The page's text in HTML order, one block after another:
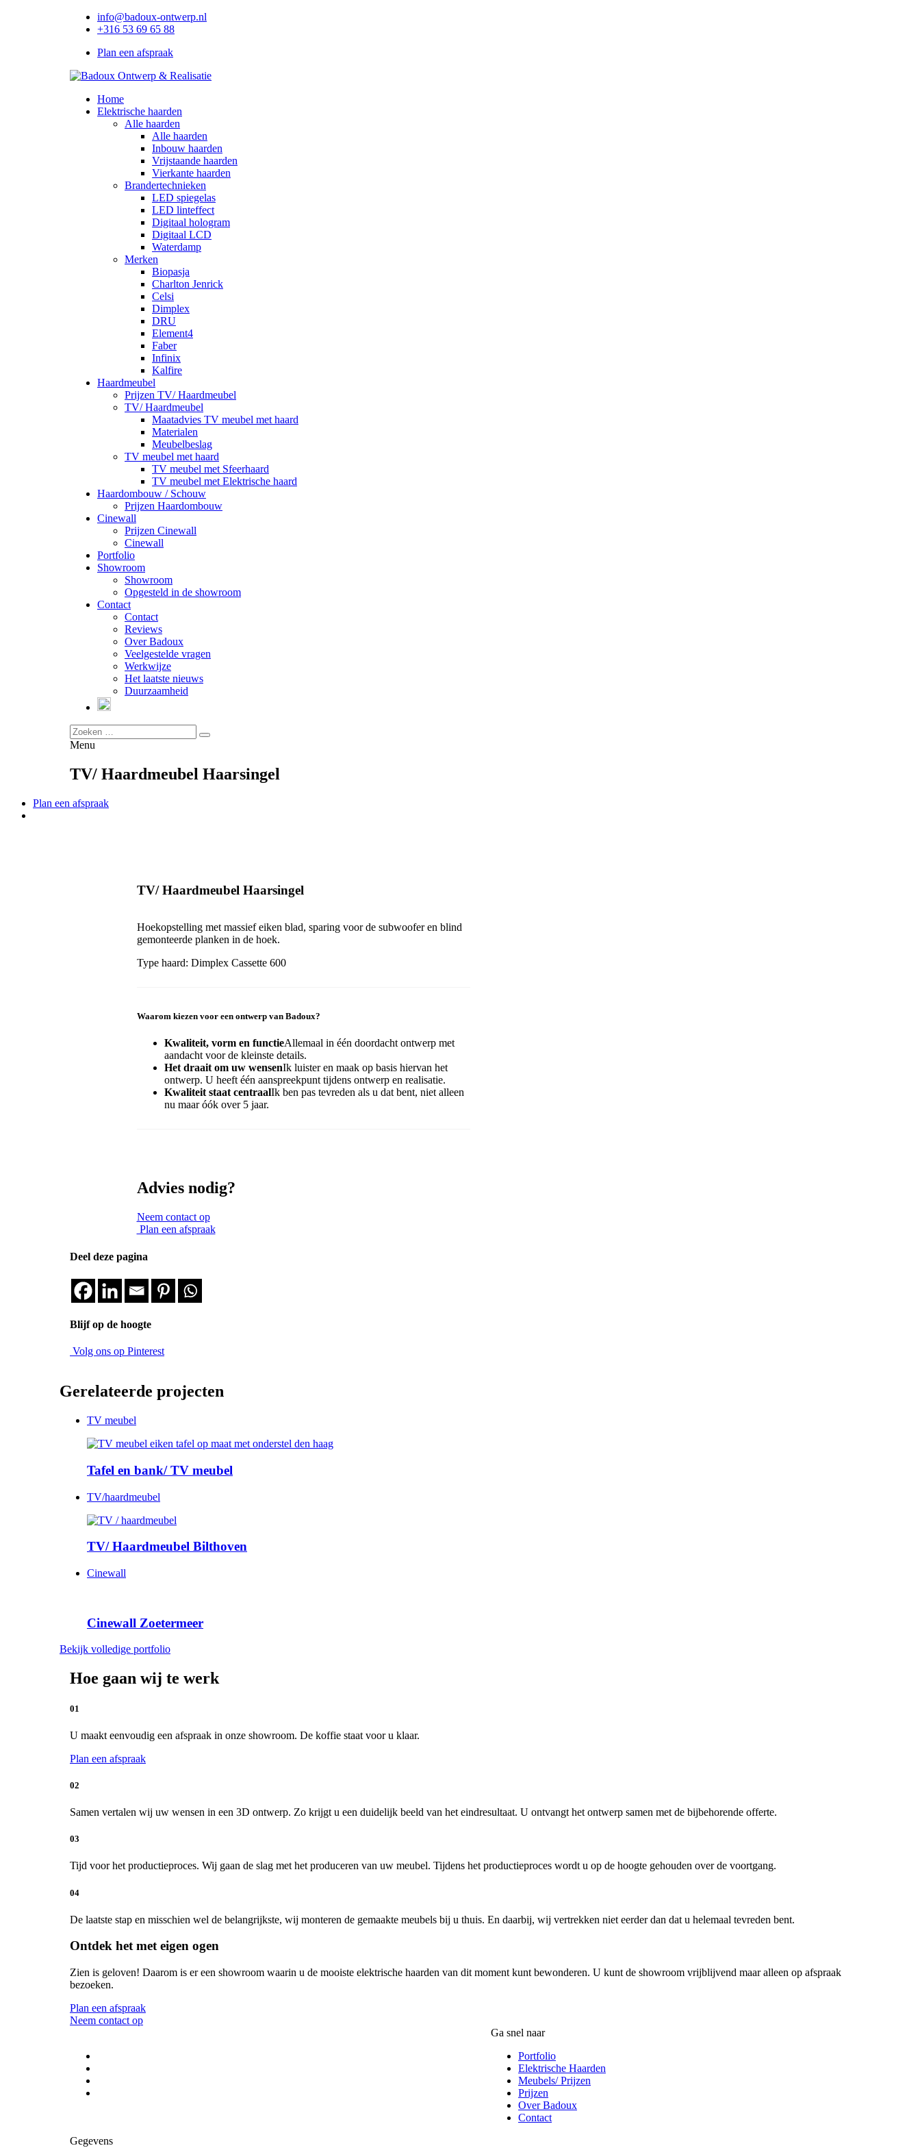
info@badoux-ontwerp.nl
+316 53 69 65 88
Plan een afspraak
Home
Elektrische haarden
Alle haarden
Alle haarden
Inbouw haarden
Vrijstaande haarden
Vierkante haarden
Brandertechnieken
LED spiegelas
LED linteffect
Digitaal hologram
Digitaal LCD
Waterdamp
Merken
Biopasja
Charlton Jenrick
Celsi
Dimplex
DRU
Element4
Faber
Infinix
Kalfire
Haardmeubel
Prijzen TV/ Haardmeubel
TV/ Haardmeubel
Maatadvies TV meubel met haard
Materialen
Meubelbeslag
TV meubel met haard
TV meubel met Sfeerhaard
TV meubel met Elektrische haard
Haardombouw / Schouw
Prijzen Haardombouw
Cinewall
Prijzen Cinewall
Cinewall
Portfolio
Showroom
Showroom
Opgesteld in de showroom
Contact
Contact
Reviews
Over Badoux
Veelgestelde vragen
Werkwijze
Het laatste nieuws
Duurzaamheid
Menu
TV/ Haardmeubel Haarsingel
Plan een afspraak
TV/ Haardmeubel Haarsingel
Hoekopstelling met massief eiken blad, sparing voor de subwoofer en blind
gemonteerde planken in de hoek.
Type haard: Dimplex Cassette 600
Waarom kiezen voor een ontwerp van Badoux?
Kwaliteit, vorm en functieAllemaal in één doordacht ontwerp met
aandacht voor de kleinste details.
Het draait om uw wensenIk luister en maak op basis hiervan het
ontwerp. U heeft één aanspreekpunt tijdens ontwerp en realisatie.
Kwaliteit staat centraalIk ben pas tevreden als u dat bent, niet alleen
nu maar óók over 5 jaar.
Advies nodig?
Neem contact op
Plan een afspraak
Deel deze pagina
Blijf op de hoogte
Volg ons op Pinterest
Gerelateerde projecten
TV meubel
Tafel en bank/ TV meubel
TV/haardmeubel
TV/ Haardmeubel Bilthoven
Cinewall
Cinewall Zoetermeer
Bekijk volledige portfolio
Hoe gaan wij te werk
01
U maakt eenvoudig een afspraak in onze showroom. De koffie staat voor u klaar.
Plan een afspraak
02
Samen vertalen wij uw wensen in een 3D ontwerp. Zo krijgt u een duidelijk beeld van het eindresultaat. U ontvangt het ontwerp samen met de bijbehorende offerte.
03
Tijd voor het productieproces. Wij gaan de slag met het produceren van uw meubel. Tijdens het productieproces wordt u op de hoogte gehouden over de voortgang.
04
De laatste stap en misschien wel de belangrijkste, wij monteren de gemaakte meubels bij u thuis. En daarbij, wij vertrekken niet eerder dan dat u helemaal tevreden bent.
Ontdek het met eigen ogen
Zien is geloven! Daarom is er een showroom waarin u de mooiste elektrische haarden van dit moment kunt bewonderen. U kunt de showroom vrijblijvend maar alleen op afspraak
bezoeken.
Plan een afspraak
Neem contact op
Ga snel naar
Portfolio
Elektrische Haarden
Meubels/ Prijzen
Prijzen
Over Badoux
Contact
Gegevens